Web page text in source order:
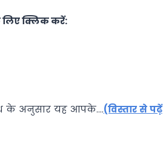
लिए क्लिक करें:
के अनुसार यह आपके….(विस्तार से पढ़ें